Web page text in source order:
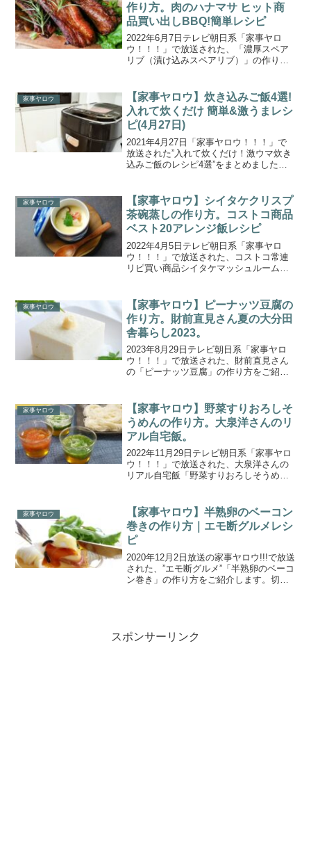
作り方。肉のハナマサ ヒット商
品買い出しBBQ!簡単レシピ
2022年6月7日テレビ朝日系「家事ヤロ
ウ！！！」で放送された、「濃厚スペア
リブ（漬け込みスペアリブ）」の作り方
で、勝地涼さんと家事ヤロウ3人が話題の
人気商品を買い出し！買...
家事ヤロウ
【家事ヤロウ】炊き込みご飯4選!
入れて炊くだけ 簡単&激うまレシ
ピ(4月27日)
2021年4月27日「家事ヤロウ！！！」で
放送された”入れて炊くだけ！激ウマ炊き
込みご飯のレシピ4選”をまとめましたの
くだけ”で出来る激ウマ炊き込みご飯4選
調理！コン...
家事ヤロウ
【家事ヤロウ】シイタケクリスプ
茶碗蒸しの作り方。コストコ商品
ベスト20アレンジ飯レシピ
2022年4月5日テレビ朝日系「家事ヤロ
ウ！！！」で放送された、コストコ常連
リピ買い商品シイタケマッシュルームク
の大型倉庫店コストコに家事ヤロウ3人が
再び潜入！コストコ...
家事ヤロウ
【家事ヤロウ】ピーナッツ豆腐の
作り方。財前直見さん夏の大分田
舎暮らし2023。
2023年8月29日テレビ朝日系「家事ヤロ
ウ！！！」で放送された、財前直見さん
の「ピーナッツ豆腐」の作り方をご紹介
大イベント流しそうめんに密着！夏野菜
で作る超簡単にでき...
家事ヤロウ
【家事ヤロウ】野菜すりおろしそ
うめんの作り方。大泉洋さんのリ
アル自宅飯。
2022年11月29日テレビ朝日系「家事ヤロ
ウ！！！」で放送された、大泉洋さんの
リアル自宅飯「野菜すりおろしそうめ
ルに登場し、リアル自宅飯を披露！すり
おろし野菜をツケ...
家事ヤロウ
【家事ヤロウ】半熟卵のベーコン
巻きの作り方｜エモ断グルメレシ
ピ
2020年12月2日放送の家事ヤロウ!!!で放送
された、”エモ断グルメ”「半熟卵のベーコ
ン巻き」の作り方をご紹介します。切っ
スポンサーリンク